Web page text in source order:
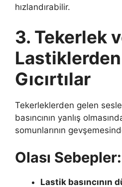
hızlandırabilir.
3. Tekerlek
Gıcırtılar
Tekerleklerden gelen
basıncının yanlış
somunlarının
Olası Sebepler:
Lastik basıncının